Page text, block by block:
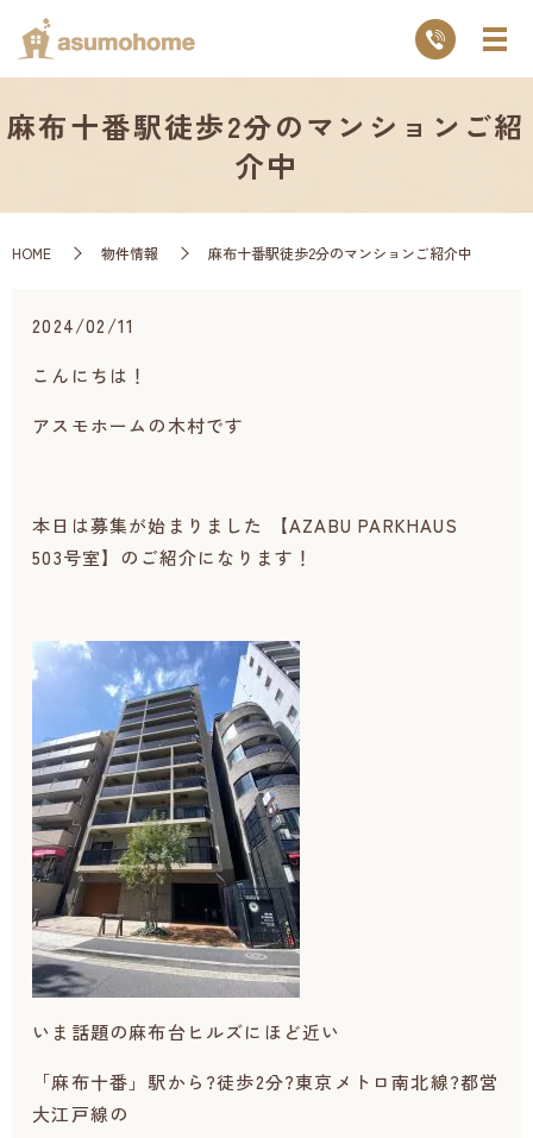
麻布十番駅徒歩2分のマンションご紹
介中
HOME 物件情報 麻布十番駅徒歩2分のマンションご紹介中
2024/02/11
こんにちは！
アスモホームの木村です
本日は募集が始まりました 【AZABU PARKHAUS
503号室】のご紹介になります！
いま話題の麻布台ヒルズにほど近い
「麻布十番」駅から?徒歩2分?東京メトロ南北線?都営
大江戸線の